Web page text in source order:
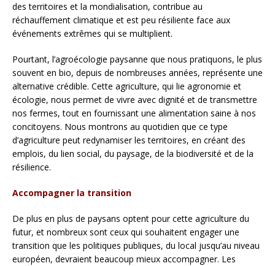
des territoires et la mondialisation, contribue au
réchauffement climatique et est peu résiliente face aux
événements extrêmes qui se multiplient.
Pourtant, l’agroécologie paysanne que nous pratiquons, le plus
souvent en bio, depuis de nombreuses années, représente une
alternative crédible. Cette agriculture, qui lie agronomie et
écologie, nous permet de vivre avec dignité et de transmettre
nos fermes, tout en fournissant une alimentation saine à nos
concitoyens. Nous montrons au quotidien que ce type
d’agriculture peut redynamiser les territoires, en créant des
emplois, du lien social, du paysage, de la biodiversité et de la
résilience.
Accompagner la transition
De plus en plus de paysans optent pour cette agriculture du
futur, et nombreux sont ceux qui souhaitent engager une
transition que les politiques publiques, du local jusqu’au niveau
européen, devraient beaucoup mieux accompagner. Les